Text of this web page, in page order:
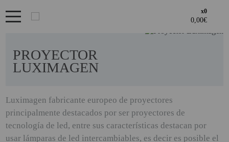
PRODUCTOS DESTACADOS
LOS + VENDIDOS
GAMING Y RETRO
GENERADORES PORTÁTILES
NOVEDADES
YA SOY CLIENTE
Recordarme ¿Olvidates la contraseña?recordar aquí
Regístrate en un momento
Creando una cuenta en proyectorbarato.com podrás realizar tus
pedidos cómodamente, consultar el estado de tus pedidos y
operaciones realizadas con anterioridad.
Acceder al
ÁREA DE CLIENTES
x0
PROYECTOR
LUXIMAGEN
Luximagen fabricante europeo de proyectores
principalmente destacados por ser proyectores de
tecnología de led, entre sus características destacan por
usar lámparas de led intercambiables, es decir es posible el